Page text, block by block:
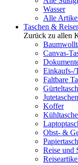
Wasser
Alle
Taschen &
Zurück zu allen
Canvas-
Einkaufs-/
Faltbare
Jutetaschen
Koffer
Obst- &
Reise und